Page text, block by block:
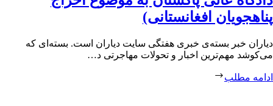
پناهجویان افغانستانی)
دیاران خبر بسته‌ی خبری هفتگی سایت دیاران است. بسته‌ای که
می‌کوشد مهم‌ترین اخبار و تحولات مهاجرتی د…
ادامه مطلب